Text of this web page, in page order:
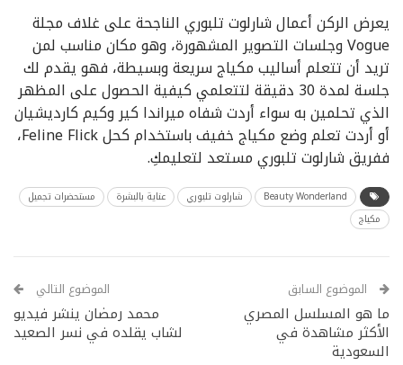
يعرض الركن أعمال شارلوت تلبوري الناجحة على غلاف مجلة
Vogue وجلسات التصوير المشهورة، وهو مكان مناسب لمن
تريد أن تتعلم أساليب مكياج سريعة وبسيطة، فهو يقدم لك
جلسة لمدة 30 دقيقة لتتعلمي كيفية الحصول على المظهر
الذي تحلمين به سواء أردت شفاه ميراندا كير وكيم كارديشيان
أو أردت تعلم وضع مكياج خفيف باستخدام كحل Feline Flick،
ففريق شارلوت تلبوري مستعد لتعليمكِ.
Beauty Wonderland شارلوت تلبوري عناية بالبشرة
مستحضرات تجميل
مكياج
الموضوع السابق
ما هو المسلسل المصري
الأكثر مشاهدة في
السعودية
الموضوع التالي
محمد رمضان ينشر فيديو
لشاب يقلده في نسر الصعيد